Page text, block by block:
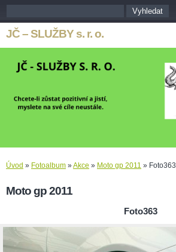
JČ – SLUŽBY s. r. o.
Úvod » Fotoalbum »Akce » Moto gp 2011 » Foto363
Moto gp 2011
Foto363